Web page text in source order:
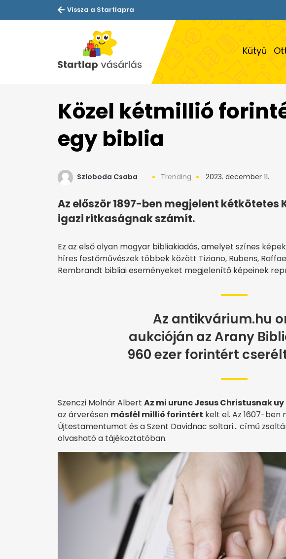
Vissza a Startlapra
Kütyü
Közel kétmillió
egy biblia
Szloboda Csaba Trending 2023. december 11.
Az először 1897-ben megjelent kétkötetes
igazi ritkaságnak számít.
Ez az első olyan magyar bibliakiadás, amelyet színes
híres festőművészek többek között Tiziano, Rubens,
Rembrandt bibliai eseményeket megjelenítő képeinek
Az antikvárium.hu
aukcióján az Arany
960 ezer forintért
Szenczi Molnár Albert Az mi urunc Jesus Christusnak
az árverésen másfél millió forintért kelt el. Az 1607-
Újtestamentumot és a Szent Davidnac soltari… című
olvasható a tájékoztatóban.